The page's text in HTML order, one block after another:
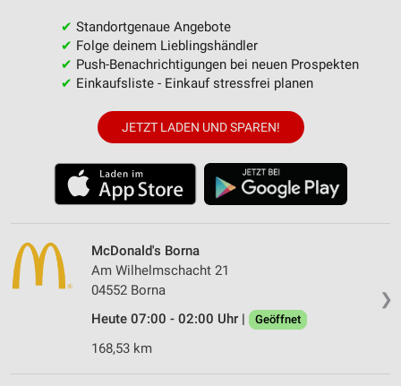
✔ Standortgenaue Angebote
✔ Folge deinem Lieblingshändler
✔ Push-Benachrichtigungen bei neuen Prospekten
✔ Einkaufsliste - Einkauf stressfrei planen
JETZT LADEN UND SPAREN!
❯
McDonald's Borna
Am Wilhelmschacht 21
04552 Borna
Heute 07:00 - 02:00 Uhr |
Geöffnet
168,53 km